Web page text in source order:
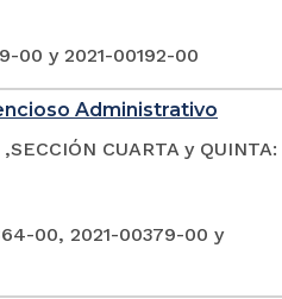
00 y 2021-00192-00
Administrativo
CUARTA y QUINTA:
00, 2021-00379-00 y